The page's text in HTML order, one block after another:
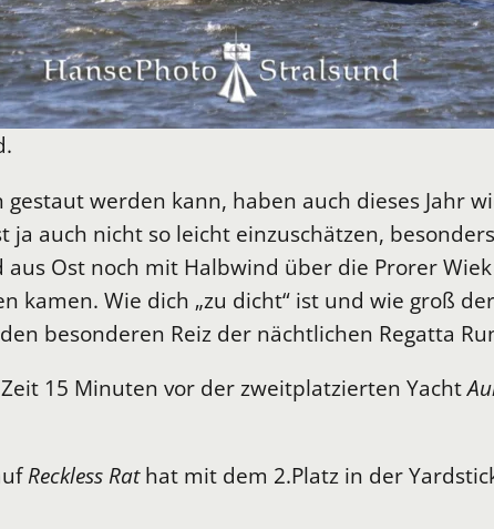
werden kann, haben auch dieses Jahr
ja auch nicht so leicht einzuschätzen,
Ost noch mit Halbwind über die Prorer
kamen. Wie dich „zu dicht“ ist und wie groß
besonderen Reiz der nächtlichen Regatta
15 Minuten vor der zweitplatzierten Yacht
Reckless Rathat mit dem 2.Platz in der